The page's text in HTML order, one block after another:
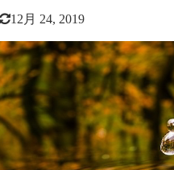
12月 24, 2019